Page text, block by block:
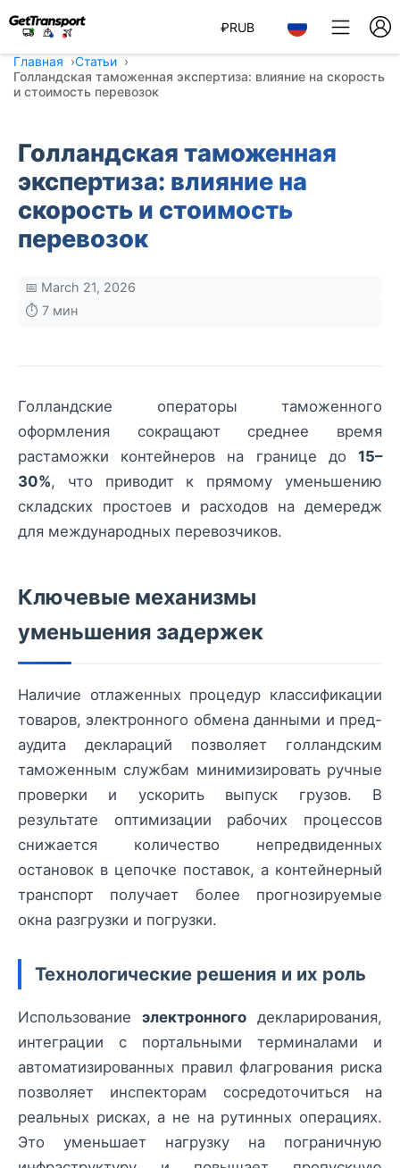
₽RUB
Главная
Статьи
Голландская таможенная экспертиза: влияние на скорость
и стоимость перевозок
Голландская таможенная
экспертиза: влияние на
скорость и стоимость
перевозок
📅 March 21, 2026
⏱️ 7 мин
Голландские операторы таможенного
оформления сокращают среднее время
растаможки контейнеров на границе до 15–
30%, что приводит к прямому уменьшению
складских простоев и расходов на демередж
для международных перевозчиков.
Ключевые механизмы
уменьшения задержек
Наличие отлаженных процедур классификации
товаров, электронного обмена данными и пред-
аудита деклараций позволяет голландским
таможенным службам минимизировать ручные
проверки и ускорить выпуск грузов. В
результате оптимизации рабочих процессов
снижается количество непредвиденных
остановок в цепочке поставок, а контейнерный
транспорт получает более прогнозируемые
окна разгрузки и погрузки.
Технологические решения и их роль
Использование электронного декларирования,
интеграции с портальными терминалами и
автоматизированных правил флагрования риска
позволяет инспекторам сосредоточиться на
реальных рисках, а не на рутинных операциях.
Это уменьшает нагрузку на пограничную